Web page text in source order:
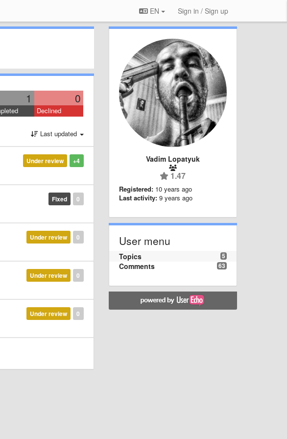
EN Sign in / Sign up
1 0
Declined
Last updated
+4
Under review
0
Fixed
0
Under review
0
Under review
0
Under review
Vadim Lopatyuk
1.47
Registered: 10 years ago
Last activity: 9 years ago
User menu
5
Topics
63
Comments